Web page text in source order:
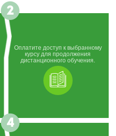
Оплатите доступ к выбранному
курсу для продолжения
дистанционного обучения.